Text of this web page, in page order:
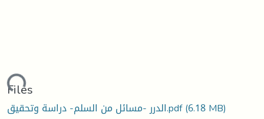
Files
الدرر -مسائل من السلم- دراسة وتحقيق.pdf(6.18 MB)